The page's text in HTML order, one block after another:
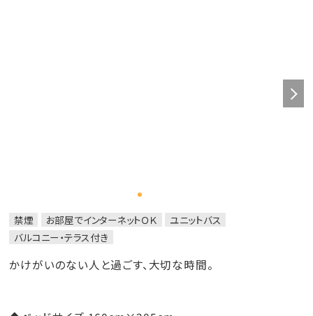
禁煙 お部屋でインターネットＯＫ
ユニットバス
バルコニー・テラス付き
かけがいのない人と過ごす、大切な時間。